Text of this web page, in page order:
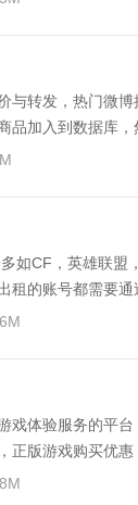
与转发，热门微
品加入到数据库
如CF，英雄联盟
租的账号都需要
戏体验服务的平
版游戏购买优惠